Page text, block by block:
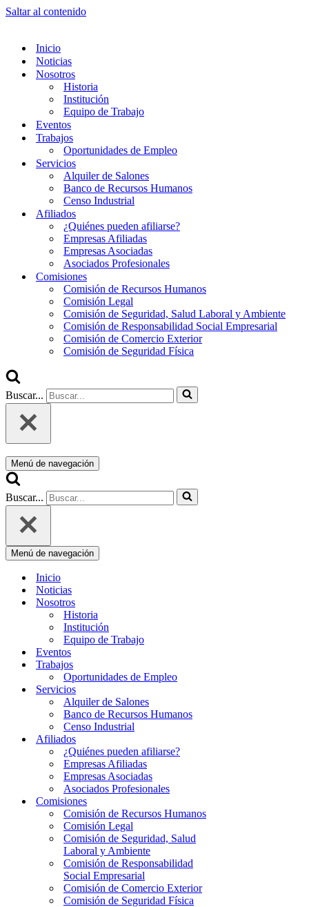
Saltar al contenido
Inicio
Noticias
Nosotros
Historia
Institución
Equipo de Trabajo
Eventos
Trabajos
Oportunidades de Empleo
Servicios
Alquiler de Salones
Banco de Recursos Humanos
Censo Industrial
Afiliados
¿Quiénes pueden afiliarse?
Empresas Afiliadas
Empresas Asociadas
Asociados Profesionales
Comisiones
Comisión de Recursos Humanos
Comisión Legal
Comisión de Seguridad, Salud Laboral y Ambiente
Comisión de Responsabilidad Social Empresarial
Comisión de Comercio Exterior
Comisión de Seguridad Física
Buscar...
Menú de navegación
Buscar...
Menú de navegación
Inicio
Noticias
Nosotros
Historia
Institución
Equipo de Trabajo
Eventos
Trabajos
Oportunidades de Empleo
Servicios
Alquiler de Salones
Banco de Recursos Humanos
Censo Industrial
Afiliados
¿Quiénes pueden afiliarse?
Empresas Afiliadas
Empresas Asociadas
Asociados Profesionales
Comisiones
Comisión de Recursos Humanos
Comisión Legal
Comisión de Seguridad, Salud
Laboral y Ambiente
Comisión de Responsabilidad
Social Empresarial
Comisión de Comercio Exterior
Comisión de Seguridad Física